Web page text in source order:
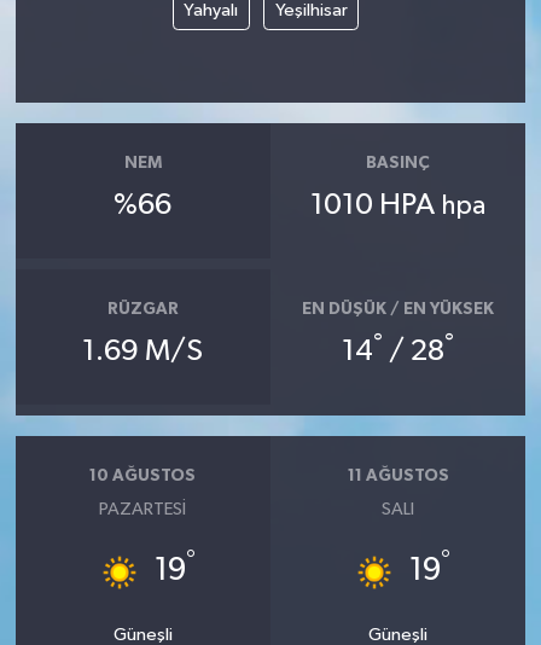
Yahyalı Yeşilhisar
NEM
%66
BASINÇ
1010 HPA hpa
RÜZGAR
1.69 M/S
EN DÜŞÜK / EN YÜKSEK
14° / 28°
10 AĞUSTOS
PAZARTESI
19°
Güneşli
11 AĞUSTOS
SALI
19°
Güneşli